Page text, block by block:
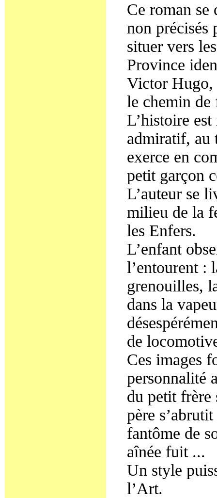
Ce roman se
non précisés
situer vers
Province
Victor Hugo,
le chemin de
L’histoire
admiratif, au
exerce en
petit garçon
L’auteur se
milieu de la
les Enfers.
L’enfant
l’entourent :
grenouilles,
dans la
de
Ces images
personnalité
du petit frère
père
fantôme de
aînée fuit ...
Un style
l’Art.